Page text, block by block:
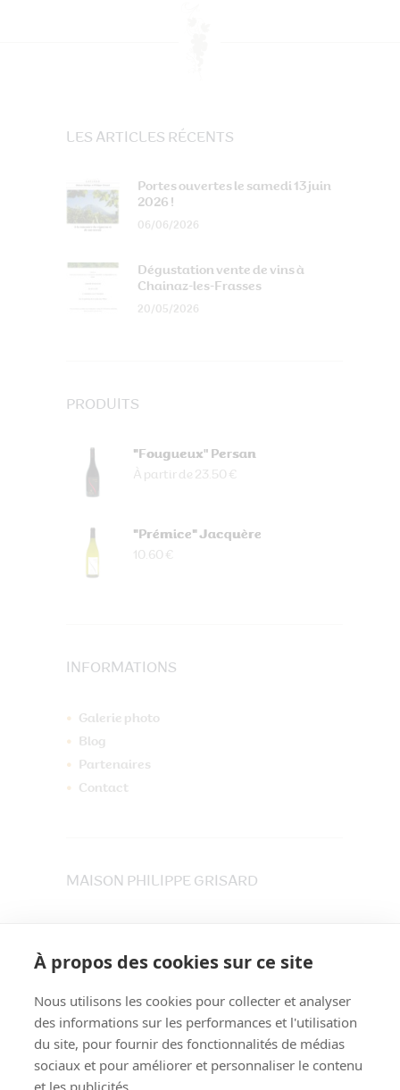
À propos des cookies sur ce site
Nous utilisons les cookies pour collecter et analyser
des informations sur les performances et l'utilisation
du site, pour fournir des fonctionnalités de médias
sociaux et pour améliorer et personnaliser le contenu
et les publicités.
LES ARTICLES RÉCENTS
Portes ouvertes le samedi 13 juin
2026 !
06/06/2026
Dégustation vente de vins à
Chainaz-les-Frasses
20/05/2026
PRODUITS
"Fougueux" Persan
À partir de 23.50 €
"Prémice" Jacquère
10.60 €
INFORMATIONS
Galerie photo
Blog
Partenaires
Contact
MAISON PHILIPPE GRISARD
Tél. 04 79 84 30 91